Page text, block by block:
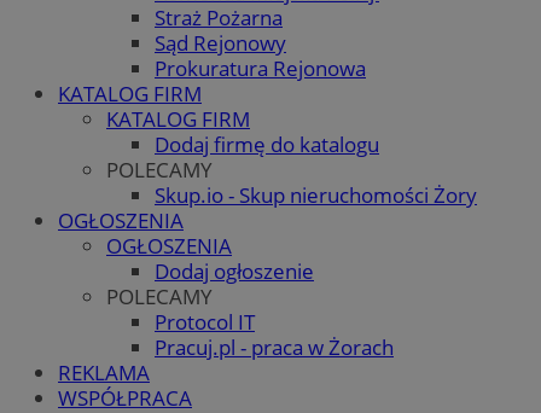
Straż Pożarna
Sąd Rejonowy
Prokuratura Rejonowa
KATALOG FIRM
KATALOG FIRM
Dodaj firmę do katalogu
POLECAMY
Skup.io - Skup nieruchomości Żory
OGŁOSZENIA
OGŁOSZENIA
Dodaj ogłoszenie
POLECAMY
Protocol IT
Pracuj.pl - praca w Żorach
REKLAMA
WSPÓŁPRACA